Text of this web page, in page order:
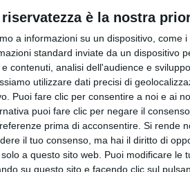
è la nostra
a informazioni su un dispositivo, come
standard inviate da un dispositivo
contenuti, analisi dell'audience e
utilizzare dati precisi di
Puoi fare clic per consentire a noi e ai
puoi fare clic per negare il
prima di acconsentire. Si rende
il tuo consenso, ma hai il diritto di
a questo sito web. Puoi modificare le
su questo sito e facendo clic sul
scegliere? Il fisso,
alle migliori offerte
ad una rata di 582
sotto dell’IRS, pertanto, non
ai finanziamenti variabili,
alla clientela diventino più
un’alternativa papabile
ricordare che non